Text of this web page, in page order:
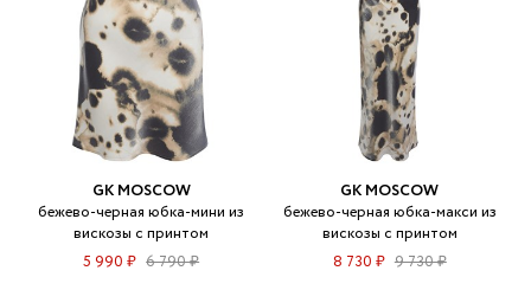
GK MOSCOW
бежево-черная юбка-мини из
вискозы с принтом
5 990 ₽ 6 790 ₽
GK MOSCOW
бежево-черная юбка-макси из
вискозы с принтом
8 730 ₽ 9 730 ₽